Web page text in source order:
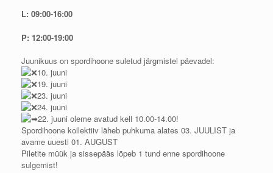
L: 09:00-16:00
P: 12:00-19:00
Juunikuus on spordihoone suletud järgmistel päevadel:
10. juuni
19. juuni
23. juuni
24. juuni
22. juuni oleme avatud kell 10.00-14.00!
Spordihoone kollektiiv läheb puhkuma alates 03. JUULIST ja
avame uuesti 01. AUGUST
Piletite müük ja sissepääs lõpeb 1 tund enne spordihoone
sulgemist!